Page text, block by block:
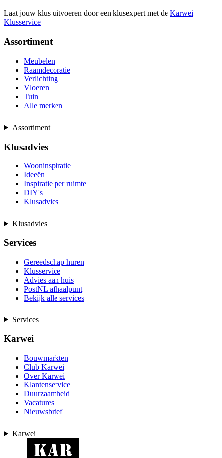
Laat jouw klus uitvoeren door een klusexpert met de Karwei
Klusservice
Assortiment
Meubelen
Raamdecoratie
Verlichting
Vloeren
Tuin
Alle merken
Assortiment
Klusadvies
Wooninspiratie
Ideeën
Inspiratie per ruimte
DIY's
Klusadvies
Klusadvies
Services
Gereedschap huren
Klusservice
Advies aan huis
PostNL afhaalpunt
Bekijk alle services
Services
Karwei
Bouwmarkten
Club Karwei
Over Karwei
Klantenservice
Duurzaamheid
Vacatures
Nieuwsbrief
Karwei